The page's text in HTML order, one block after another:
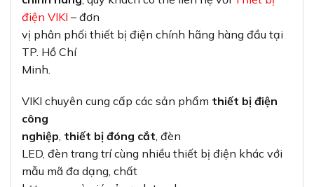
Phường Long Trường, TP. Thủ Đức, TP. Hồ Chí
Minh
Hotline
0948 946 109 – 0938 461 348
Thiết bị điện
Tại VIKI, khách hàng không chỉ được tư vấn chuyên
sâu về sản phẩm
mà còn được hưởng các chính sách bảo hành, hậu